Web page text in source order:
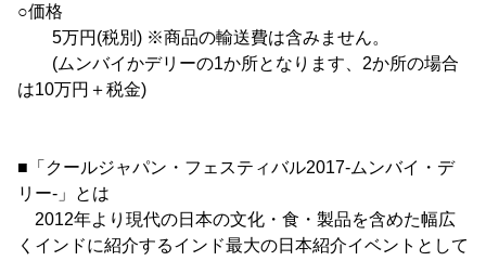
○価格
5万円(税別) ※商品の輸送費は含みません。
(ムンバイかデリーの1か所となります、2か所の場合
は10万円＋税金)
■「クールジャパン・フェスティバル2017-ムンバイ・デ
リー-」とは
2012年より現代の日本の文化・食・製品を含めた幅広
くインドに紹介するインド最大の日本紹介イベントとして